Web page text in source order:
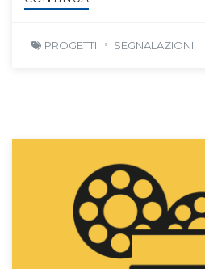
PROGETTI SEGNALAZIONI